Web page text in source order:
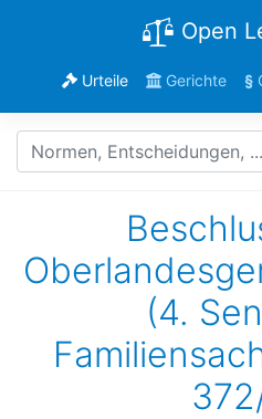
Open
Urteile Gerichte §
(4.